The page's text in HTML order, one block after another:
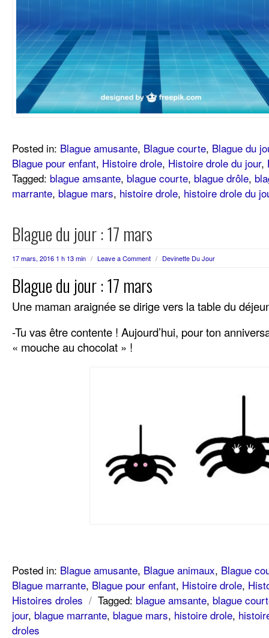
Posted in: Blague amusante, Blague courte, Blague du
Blague pour enfant, Histoire drole, Histoire drole du jour,
Tagged: blague amsante, blague courte, blague drôle,
marrante, blague mars, histoire drole, histoire drole du
Blague du jour : 17 mars
17 mars, 2016 1 h 13 min / Leave a Comment / Devinette Du Jour
Blague du jour : 17 mars
Une maman araignée se dirige vers la table du
-Tu vas être contente ! Aujourd’hui, pour ton
« mouche au chocolat » !
Posted in: Blague amusante, Blague animaux, Blague
Blague marrante, Blague pour enfant, Histoire drole,
Histoires droles / Tagged: blague amsante, blague
jour, blague marrante, blague mars, histoire drole,
droles